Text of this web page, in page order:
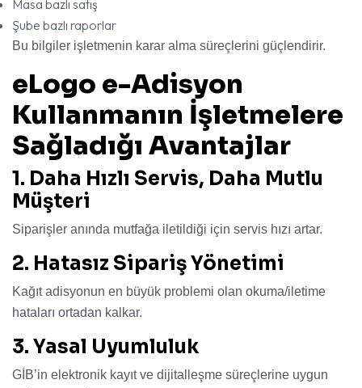
Masa bazlı satış
Şube bazlı raporlar
Bu bilgiler işletmenin karar alma süreçlerini güçlendirir.
eLogo e-Adisyon
Kullanmanın İşletmelere
Sağladığı Avantajlar
1. Daha Hızlı Servis, Daha Mutlu
Müşteri
Siparişler anında mutfağa iletildiği için servis hızı artar.
2. Hatasız Sipariş Yönetimi
Kağıt adisyonun en büyük problemi olan okuma/iletime
hataları ortadan kalkar.
3. Yasal Uyumluluk
GİB’in elektronik kayıt ve dijitalleşme süreçlerine uygun